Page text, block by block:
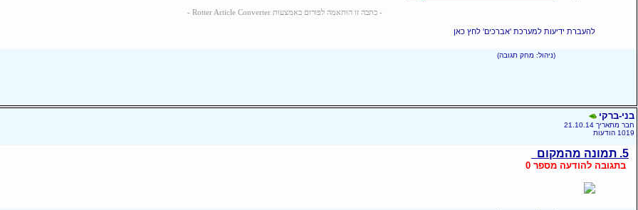
- כתבה זו הותאמה לפורום באמצעות Rotter Article Converter -
להעברת ידיעות למערכת 'אברכים' לחץ כאן
(ניהול: מחק תגובה)
בני-ברקי
חבר מתאריך 21.10.14
1019 הודעות
5. תמונה מהמקום
בתגובה להודעה מספר 0